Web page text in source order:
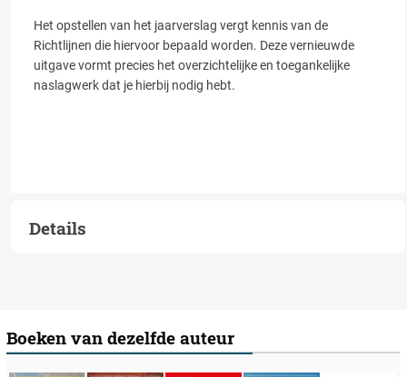
Het opstellen van het jaarverslag vergt kennis van de
Richtlijnen die hiervoor bepaald worden. Deze vernieuwde
uitgave vormt precies het overzichtelijke en toegankelijke
naslagwerk dat je hierbij nodig hebt.
Details
Boeken van dezelfde auteur